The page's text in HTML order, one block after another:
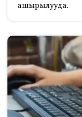
ашырылууда.